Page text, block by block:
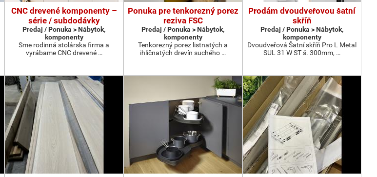
CNC drevené komponenty –
série / subdodávky
Predaj / Ponuka > Nábytok,
komponenty
Sme rodinná stolárska firma a
vyrábame CNC drevené …
Ponuka pre tenkorezný porez
reziva FSC
Predaj / Ponuka > Nábytok,
komponenty
Tenkorezný porez listnatých a
ihličnatých drevín suchého …
Prodám dvoudveřovou šatní
skříň
Predaj / Ponuka > Nábytok,
komponenty
Dvoudveřová Šatní skříň Pro L Metal
SUL 31 W ST š. 300mm, …